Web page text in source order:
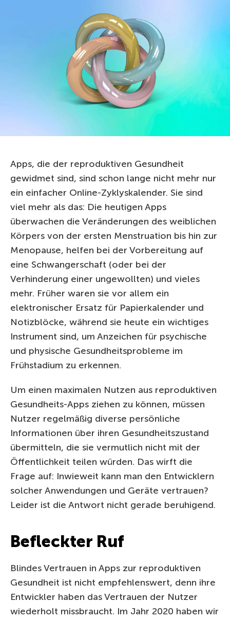
Apps, die der reproduktiven Gesundheit
gewidmet sind, sind schon lange nicht mehr nur
ein einfacher Online-Zyklyskalender. Sie sind
viel mehr als das: Die heutigen Apps
überwachen die Veränderungen des weiblichen
Körpers von der ersten Menstruation bis hin zur
Menopause, helfen bei der Vorbereitung auf
eine Schwangerschaft (oder bei der
Verhinderung einer ungewollten) und vieles
mehr. Früher waren sie vor allem ein
elektronischer Ersatz für Papierkalender und
Notizblöcke, während sie heute ein wichtiges
Instrument sind, um Anzeichen für psychische
und physische Gesundheitsprobleme im
Frühstadium zu erkennen.
Um einen maximalen Nutzen aus reproduktiven
Gesundheits-Apps ziehen zu können, müssen
Nutzer regelmäßig diverse persönliche
Informationen über ihren Gesundheitszustand
übermitteln, die sie vermutlich nicht mit der
Öffentlichkeit teilen würden. Das wirft die
Frage auf: Inwieweit kann man den Entwicklern
solcher Anwendungen und Geräte vertrauen?
Leider ist die Antwort nicht gerade beruhigend.
Befleckter Ruf
Blindes Vertrauen in Apps zur reproduktiven
Gesundheit ist nicht empfehlenswert, denn ihre
Entwickler haben das Vertrauen der Nutzer
wiederholt missbraucht. Im Jahr 2020 haben wir